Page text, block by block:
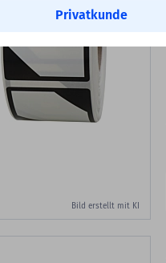
Privatkunde
Bild erstellt mit KI